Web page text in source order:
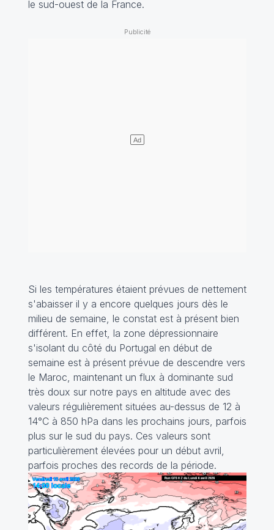
le sud-ouest de la France.
Si les températures étaient prévues de nettement
s'abaisser il y a encore quelques jours dès le
milieu de semaine, le constat est à présent bien
différent. En effet, la zone dépressionnaire
s'isolant du côté du Portugal en début de
semaine est à présent prévue de descendre vers
le Maroc, maintenant un flux à dominante sud
très doux sur notre pays en altitude avec des
valeurs régulièrement situées au-dessus de 12 à
14°C à 850 hPa dans les prochains jours, parfois
plus sur le sud du pays. Ces valeurs sont
particulièrement élevées pour un début avril,
parfois proches des records de la période.